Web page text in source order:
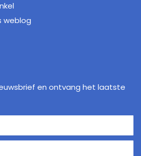
weblog
en ontvang het laatste